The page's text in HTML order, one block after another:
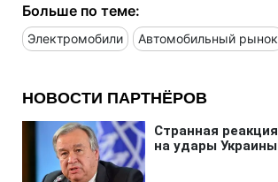
Больше по теме:
Электромобили Автомобильный рынок